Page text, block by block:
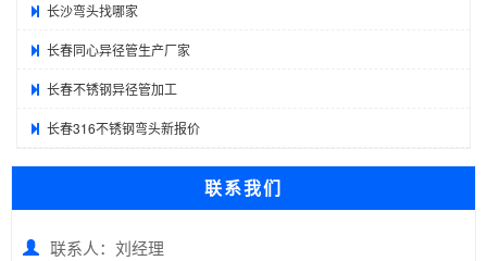
长沙弯头找哪家
长春同心异径管生产厂家
长春不锈钢异径管加工
长春316不锈钢弯头新报价
联系我们
联系人：刘经理